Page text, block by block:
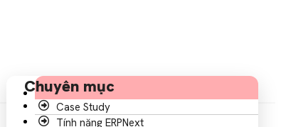
Chuyên mục
Case Study
Tính năng ERPNext